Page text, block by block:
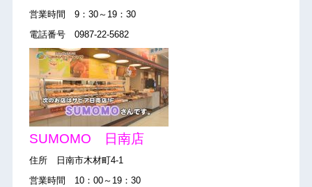
営業時間 9：30～19：30
電話番号 0987-22-5682
SUMOMO 日南店
住所 日南市木材町4-1
営業時間 10：00～19：30